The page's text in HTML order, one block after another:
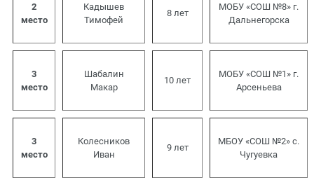
2
место
Кадышев
Тимофей
8 лет
МОБУ «СОШ №8» г.
Дальнегорска
3
место
Шабалин
Макар
10 лет
МОБУ «СОШ №1» г.
Арсеньева
3
место
Колесников
Иван
9 лет
МБОУ «СОШ №2» с.
Чугуевка